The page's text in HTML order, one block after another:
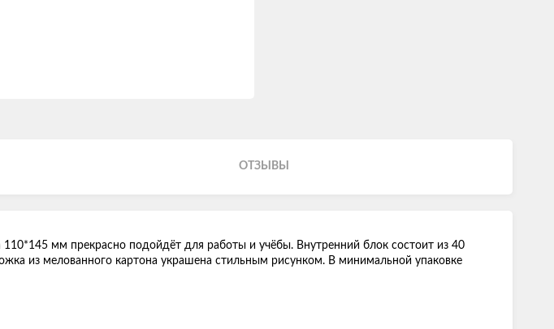
ОТЗЫВЫ
мм прекрасно подойдёт для работы и учёбы. Внутренний блок состоит из 40
из мелованного картона украшена стильным рисунком. В минимальной упаковке